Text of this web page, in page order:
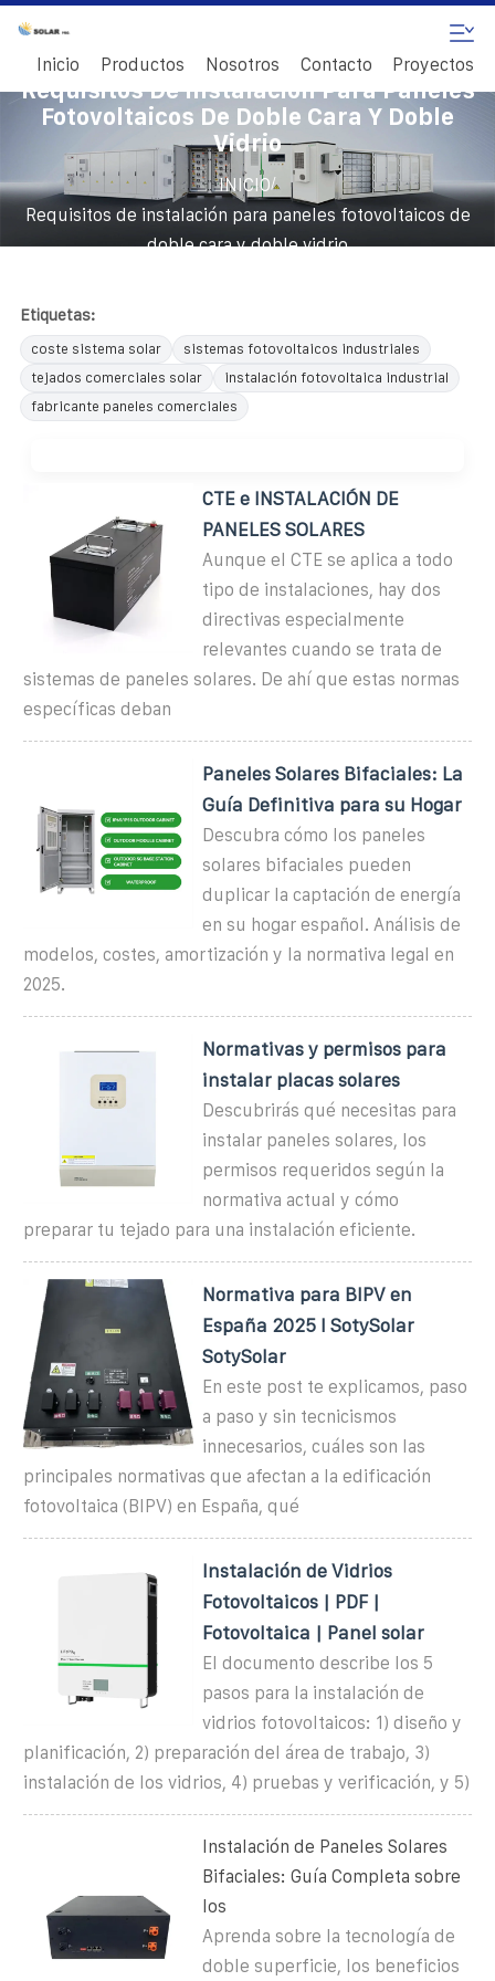
Inicio Productos Nosotros Contacto Proyectos
Requisitos De Instalación Para Paneles
Fotovoltaicos De Doble Cara Y Doble
Vidrio
INICIO/
Requisitos de instalación para paneles fotovoltaicos de
doble cara y doble vidrio
Etiquetas:
coste sistema solar
sistemas fotovoltaicos industriales
tejados comerciales solar
instalación fotovoltaica industrial
fabricante paneles comerciales
CTE e INSTALACIÓN DE
PANELES SOLARES
Aunque el CTE se aplica a todo
tipo de instalaciones, hay dos
directivas especialmente
relevantes cuando se trata de
sistemas de paneles solares. De ahí que estas normas
específicas deban
Paneles Solares Bifaciales: La
Guía Definitiva para su Hogar
Descubra cómo los paneles
solares bifaciales pueden
duplicar la captación de energía
en su hogar español. Análisis de
modelos, costes, amortización y la normativa legal en
2025.
Normativas y permisos para
instalar placas solares
Descubrirás qué necesitas para
instalar paneles solares, los
permisos requeridos según la
normativa actual y cómo
preparar tu tejado para una instalación eficiente.
Normativa para BIPV en
España 2025 I SotySolar
SotySolar
En este post te explicamos, paso
a paso y sin tecnicismos
innecesarios, cuáles son las
principales normativas que afectan a la edificación
fotovoltaica (BIPV) en España, qué
Instalación de Vidrios
Fotovoltaicos | PDF |
Fotovoltaica | Panel solar
El documento describe los 5
pasos para la instalación de
vidrios fotovoltaicos: 1) diseño y
planificación, 2) preparación del área de trabajo, 3)
instalación de los vidrios, 4) pruebas y verificación, y 5)
Instalación de Paneles Solares
Bifaciales: Guía Completa sobre
los
Aprenda sobre la tecnología de
doble superficie, los beneficios